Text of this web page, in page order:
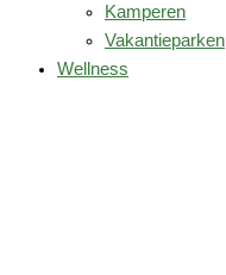
Kamperen
Vakantieparken
Wellness